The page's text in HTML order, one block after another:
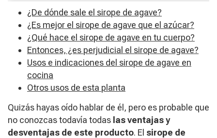
¿De dónde sale el sirope de agave?
¿Es mejor el sirope de agave que el azúcar?
¿Qué hace el sirope de agave en tu cuerpo?
Entonces, ¿es perjudicial el sirope de agave?
Usos e indicaciones del sirope de agave en
cocina
Otros usos de esta planta
Quizás hayas oído hablar de él, pero es probable que
no conozcas todavía todas las ventajas y
desventajas de este producto. El sirope de